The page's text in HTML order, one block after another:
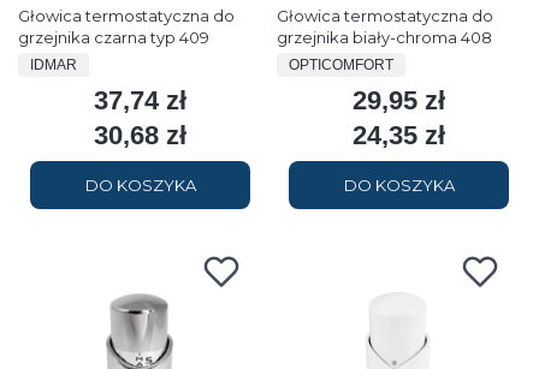
Głowica termostatyczna do
grzejnika czarna typ 409
PRODUCENT
IDMAR
Cena
37,74 zł
Cena
30,68 zł
DO KOSZYKA
Głowica termostatyczna do
grzejnika biały-chroma 408
PRODUCENT
OPTICOMFORT
Cena
29,95 zł
Cena
24,35 zł
DO KOSZYKA